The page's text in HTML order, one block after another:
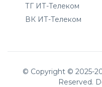
ТГ ИТ-Телеком
ВК ИТ-Телеком
© Copyright © 2025-
Reserved.